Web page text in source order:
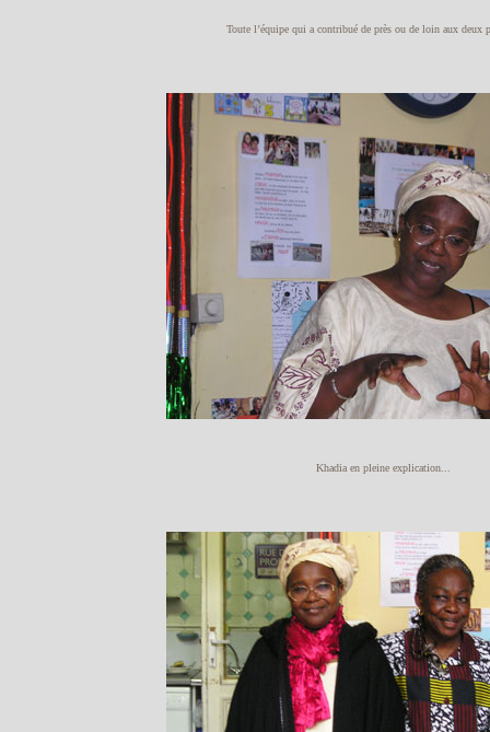
Toute l’équipe qui a contribué de près ou de loin aux deux
Khadia en pleine explication...